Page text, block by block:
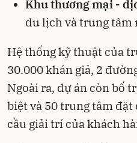
Khu thương mại -
du lịch và trung tâm
Hệ thống kỹ thuật của
30.000 khán giả, 2
Ngoài ra, dự án còn bố
biệt và 50 trung tâm
cầu giải trí của khách